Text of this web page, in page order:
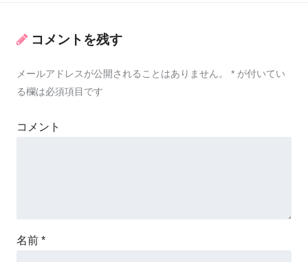
コメントを残す
メールアドレスが公開されることはありません。 * が付いてい
る欄は必須項目です
コメント
名前 *